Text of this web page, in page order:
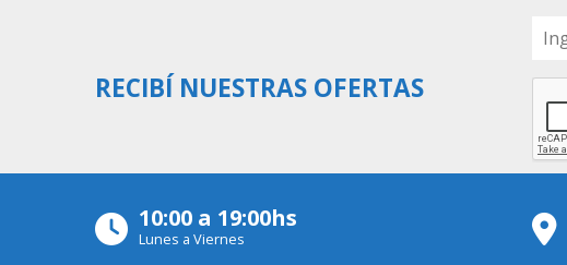
RECIBÍ NUESTRAS OFERTAS
10:00 a 19:00hs
Lunes a Viernes